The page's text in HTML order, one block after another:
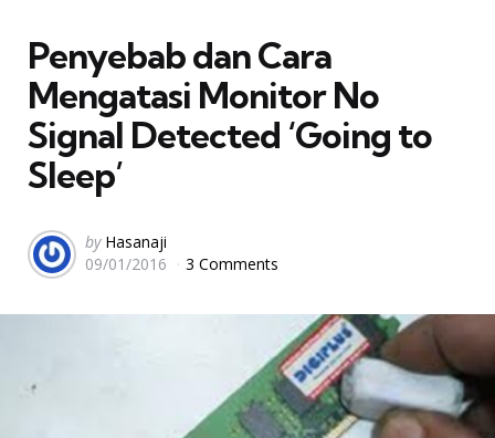
Penyebab dan Cara
Mengatasi Monitor No
Signal Detected ‘Going to
Sleep’
Posted
by
by Hasanaji
09/01/2016
3 Comments